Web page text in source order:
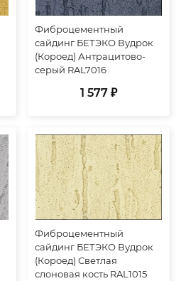
Фиброцементный
сайдинг БЕТЭКО Вудрок
(Короед) Антрацитово-
серый RAL7016
1 577 ₽
Фиброцементный
сайдинг БЕТЭКО Вудрок
(Короед) Светлая
слоновая кость RAL1015